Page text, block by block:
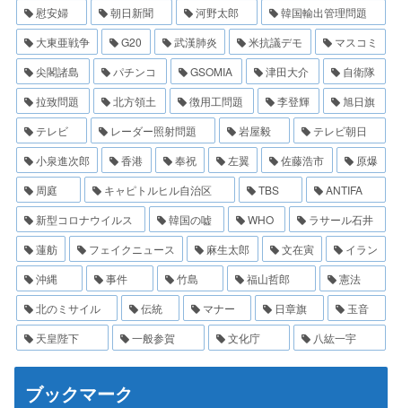
慰安婦
朝日新聞 河野太郎
韓国輸出管理問題
大東亜戦争
G20 武漢肺炎 米抗議デモ
マスコミ
尖閣諸島
パチンコ GSOMIA 津田大介
自衛隊
拉致問題
北方領土 徴用工問題 李登輝
旭日旗
テレビ
レーダー照射問題 岩屋毅
テレビ朝日
小泉進次郎
香港 奉祝 左翼 佐藤浩市
原爆
周庭
キャピトルヒル自治区 TBS
ANTIFA
新型コロナウイルス
韓国の嘘 WHO
ラサール石井
蓮舫
フェイクニュース 麻生太郎 文在寅
イラン
沖縄
事件 竹島 福山哲郎
憲法
北のミサイル
伝統 マナー 日章旗
玉音
天皇陛下
一般参賀 文化庁 八紘一宇
ブックマーク